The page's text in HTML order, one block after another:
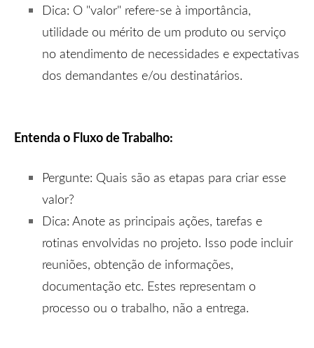
Dica: O "valor" refere-se à importância,
utilidade ou mérito de um produto ou serviço
no atendimento de necessidades e expectativas
dos demandantes e/ou destinatários.
Entenda o Fluxo de Trabalho:
Pergunte: Quais são as etapas para criar esse
valor?
Dica: Anote as principais ações, tarefas e
rotinas envolvidas no projeto. Isso pode incluir
reuniões, obtenção de informações,
documentação etc. Estes representam o
processo ou o trabalho, não a entrega.